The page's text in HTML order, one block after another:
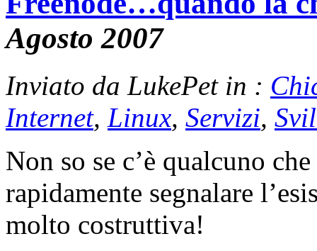
Agosto 2007
Inviato da LukePet in :
Internet, Linux, Servizi,
Non so se c’è qualcuno
rapidamente segnalare
molto costruttiva!